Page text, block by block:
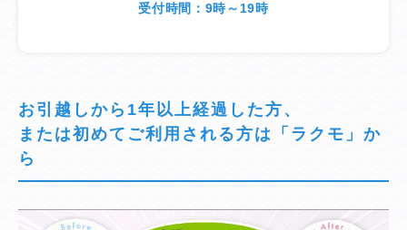
受付時間：9時～19時
お引越しから1年以上経過した方、
または初めてご利用される方は「ラクモ」か
ら